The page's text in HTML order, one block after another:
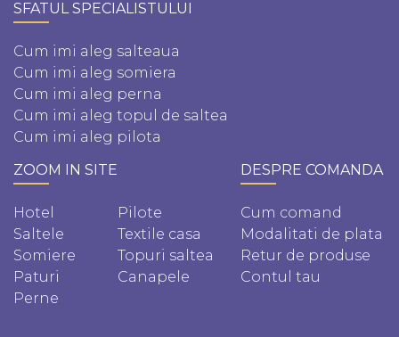
SFATUL SPECIALISTULUI
Cum imi aleg salteaua
Cum imi aleg somiera
Cum imi aleg perna
Cum imi aleg topul de saltea
Cum imi aleg pilota
ZOOM IN SITE
Hotel
Saltele
Somiere
Paturi
Perne
Pilote
Textile casa
Topuri saltea
Canapele
DESPRE COMANDA
Cum comand
Modalitati de plata
Retur de produse
Contul tau